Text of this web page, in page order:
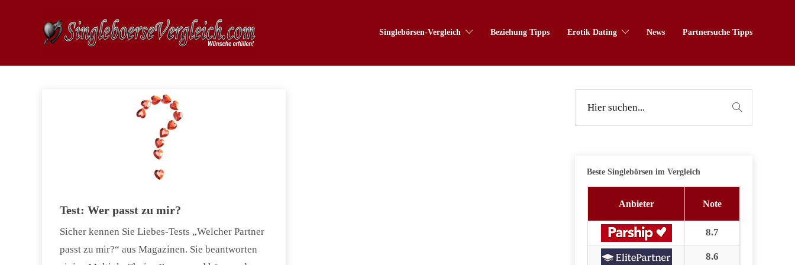
Singlebörsen-Vergleich Beziehung Tipps Erotik Dating News Partnersuche Tipps
Test: Wer passt zu mir?
Sicher kennen Sie Liebes-Tests „Welcher Partner
passt zu mir?“ aus Magazinen. Sie beantworten
Beste Singlebörsen im Vergleich
Anbieter Note
8.7
8.6